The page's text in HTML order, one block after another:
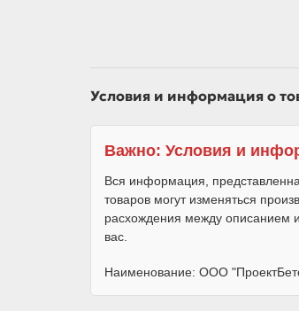
Условия и информация о
Важно: Условия и
Вся информация,
товаров могут изменяться
расхождения между описанием
вас.
Наименование: ООО